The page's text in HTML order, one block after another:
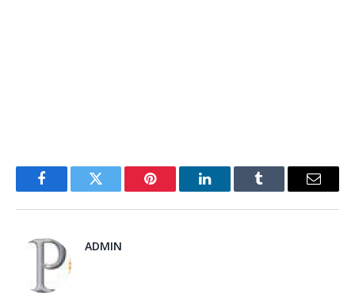
FacebookTwitter Pinterest LinkedInTumblr Email
ADMIN